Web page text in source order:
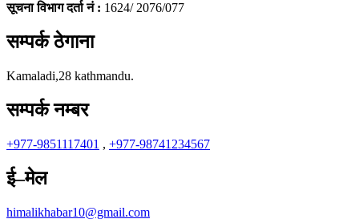
सूचना विभाग दर्ता नं : 1624/ 2076/077
सम्पर्क ठेगाना
Kamaladi,28 kathmandu.
सम्पर्क नम्बर
+977-9851117401 , +977-98741234567
ई–मेल
himalikhabar10@gmail.com